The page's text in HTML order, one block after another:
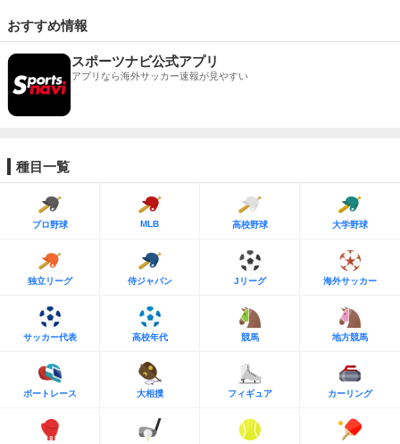
おすすめ情報
スポーツナビ公式アプリ
アプリなら海外サッカー速報が見やすい
種目一覧
プロ野球 MLB 高校野球 大学野球
独立リーグ 侍ジャパン Jリーグ 海外サッカー
サッカー代表 高校年代 競馬 地方競馬
ボートレース 大相撲 フィギュア カーリング